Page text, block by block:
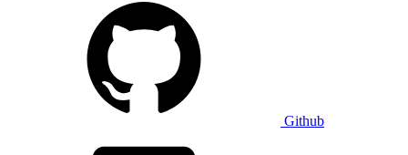
Github